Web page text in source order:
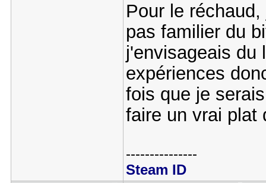
Pour le
pas familier du
j'envisageais du
expériences
fois que je
faire un vrai plat
---------------
Steam ID